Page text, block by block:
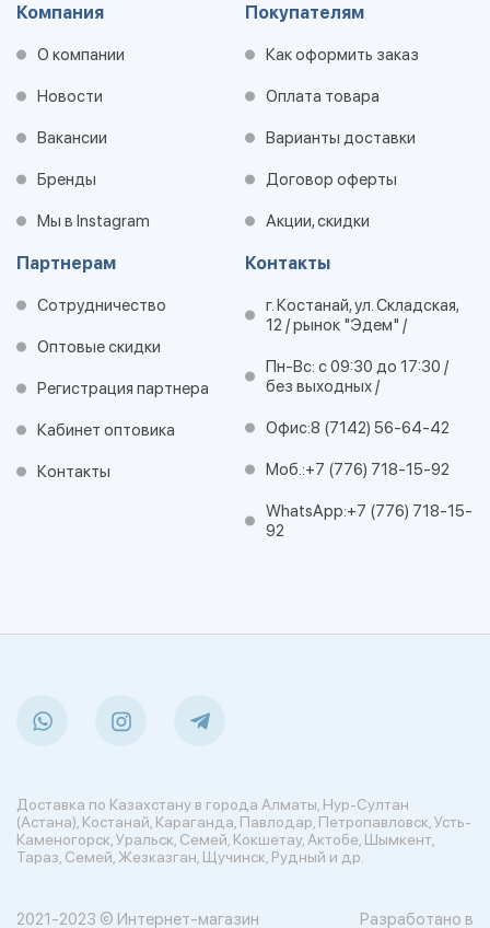
Компания
О компании
Новости
Вакансии
Бренды
Мы в Instagram
Покупателям
Как оформить заказ
Оплата товара
Варианты доставки
Договор оферты
Акции, скидки
Партнерам
Сотрудничество
Оптовые скидки
Регистрация партнера
Кабинет оптовика
Контакты
Контакты
г. Костанай, ул. Складская,
12 / рынок "Эдем" /
Пн-Вс: с 09:30 до 17:30 /
без выходных /
Офис:8 (7142) 56-64-42
Моб.:+7 (776) 718-15-92
WhatsApp:+7 (776) 718-15-
92
Доставка по Казахстану в города Алматы, Нур-Султан
(Астана), Костанай, Караганда, Павлодар, Петропавловск, Усть-
Каменогорск, Уральск, Семей, Кокшетау, Актобе, Шымкент,
Тараз, Семей, Жезказган, Щучинск, Рудный и др.
2021-2023 © Интернет-магазин Разработано в